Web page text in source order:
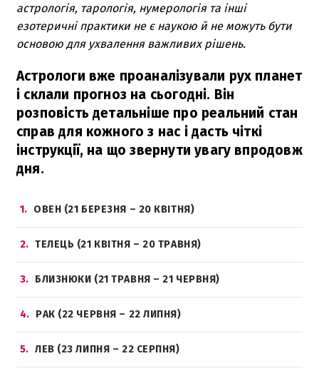
астрологія, тарологія, нумерологія та інші
езотеричні практики не є наукою й не можуть бути
основою для ухвалення важливих рішень.
Астрологи вже проаналізували рух планет
і склали прогноз на сьогодні. Він
розповість детальніше про реальний стан
справ для кожного з нас і дасть чіткі
інструкції, на що звернути увагу впродовж
дня.
1 ОВЕН (21 БЕРЕЗНЯ – 20 КВІТНЯ)
2 ТЕЛЕЦЬ (21 КВІТНЯ – 20 ТРАВНЯ)
3 БЛИЗНЮКИ (21 ТРАВНЯ – 21 ЧЕРВНЯ)
4 РАК (22 ЧЕРВНЯ – 22 ЛИПНЯ)
5 ЛЕВ (23 ЛИПНЯ – 22 СЕРПНЯ)